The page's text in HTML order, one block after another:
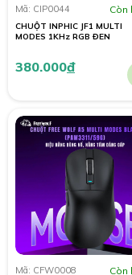
Mã: CIP0044 Còn
CHUỘT INPHIC JF1 MULTI
MODES 1KHz RGB ĐEN
380.000đ
Mã: CFW0008 Còn